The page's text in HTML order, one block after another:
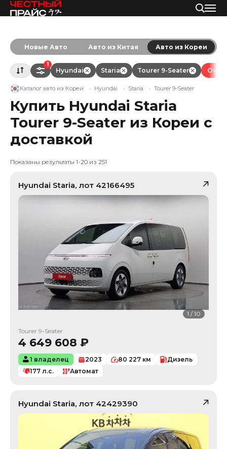
Новые Авто Авто из Китая Авто из Кореи
1
Hyundai Staria Tourer 9-Seater
Каталог авто из Кореи Hyundai Staria Tourer 9-Seater
Купить Hyundai Staria
Tourer 9-Seater из Кореи с
доставкой
Показаны результаты 1-20 из 251
Hyundai Staria, лот 42166495
1 /10
Tourer 9-Seater
4 649 608 ₽
1 владелец 2023 80 227 км
Дизель
177 л.с. Автомат
Hyundai Staria, лот 42429390